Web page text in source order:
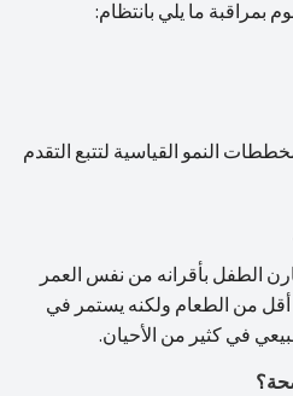
ما يلي بانتظام:
النمو القياسية لتتبع التقدم
الطفل بأقرانه من نفس العمر
من الطعام ولكنه يستمر في
في كثير من الأحيان.